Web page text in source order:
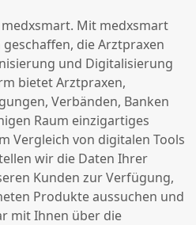
Mit medxsmart
die Arztpraxen
und Digitalisierung
bietet Arztpraxen,
Verbänden, Banken
Raum einzigartiges
Vergleich von digitalen Tools
wir die Daten Ihrer
Kunden zur Verfügung,
Produkte aussuchen und
mit Ihnen über die